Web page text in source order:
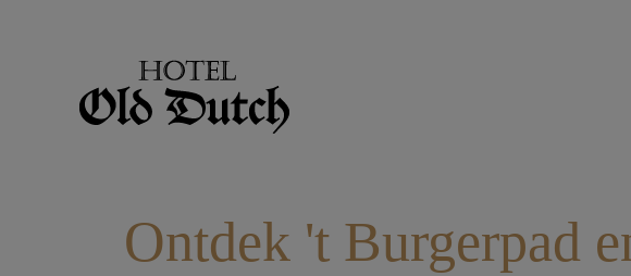
Ontdek 't Burgerpad